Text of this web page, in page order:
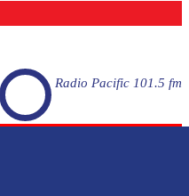
Radio Pacific 101.5 fm